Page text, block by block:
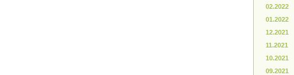
02.2022
01.2022
12.2021
11.2021
10.2021
09.2021